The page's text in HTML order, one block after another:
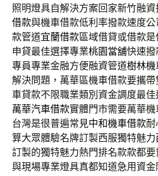
照明燈具自解決方案回家新竹融
借款與機車借款低利率撥款速度
款管道宜蘭借款區域借貸或借款
申貸最佳選擇專業桃園當舖快速
專員專業金融方便融資管道樹林
解決問題，萬華區機車借款要攜
車貸款不限職業類別資金調度最
萬華汽車借款實體門市需要萬華
台灣是很普遍常見中和機車借款耐
算大眾體驗名牌訂製西服獨特魅力
訂製的獨特魅力熱門排名款款都
與現場專業燈具真都知道急用資